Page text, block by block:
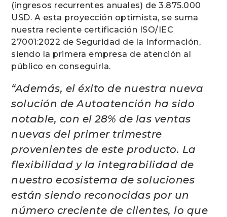
(ingresos recurrentes anuales) de 3.875.000
USD. A esta proyección optimista, se suma
nuestra reciente certificación ISO/IEC
27001:2022 de Seguridad de la Información,
siendo la primera empresa de atención al
público en conseguirla.
“Además, el éxito de nuestra nueva
solución de Autoatención ha sido
notable, con el 28% de las ventas
nuevas del primer trimestre
provenientes de este producto. La
flexibilidad y la integrabilidad de
nuestro ecosistema de soluciones
están siendo reconocidas por un
número creciente de clientes, lo que